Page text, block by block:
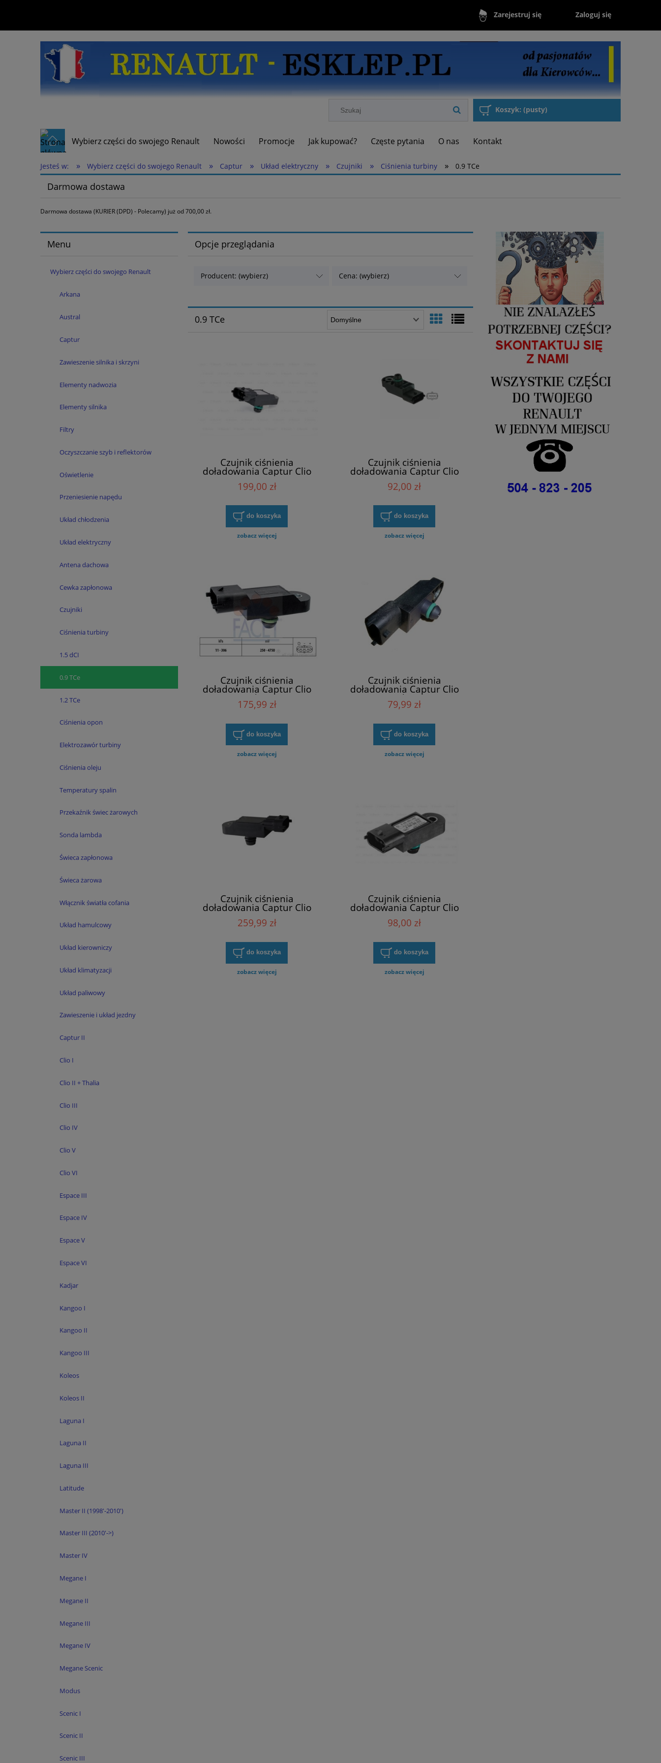
Zarejestruj się Zaloguj się
Koszyk: (pusty)
Wybierz części do swojego Renault Nowości Promocje Jak kupować? Częste pytania O nas Kontakt
Jesteś w: » Wybierz części do swojego Renault » Captur » Układ elektryczny » Czujniki » Ciśnienia turbiny » 0.9 TCe
Darmowa dostawa
Darmowa dostawa (KURIER (DPD) - Polecamy) już od 700,00 zł.
Menu
Wybierz części do swojego Renault
Arkana
Austral
Captur
Zawieszenie silnika i skrzyni
Elementy nadwozia
Elementy silnika
Filtry
Oczyszczanie szyb i reflektorów
Oświetlenie
Przeniesienie napędu
Układ chłodzenia
Układ elektryczny
Antena dachowa
Cewka zapłonowa
Czujniki
Ciśnienia turbiny
1.5 dCI
0.9 TCe
1.2 TCe
Ciśnienia opon
Elektrozawór turbiny
Ciśnienia oleju
Temperatury spalin
Przekaźnik świec żarowych
Sonda lambda
Świeca zapłonowa
Świeca żarowa
Włącznik światła cofania
Układ hamulcowy
Układ kierowniczy
Układ klimatyzacji
Układ paliwowy
Zawieszenie i układ jezdny
Captur II
Clio I
Clio II + Thalia
Clio III
Clio IV
Clio V
Clio VI
Espace III
Espace IV
Espace V
Espace VI
Kadjar
Kangoo I
Kangoo II
Kangoo III
Koleos
Koleos II
Laguna I
Laguna II
Laguna III
Latitude
Master II (1998'-2010')
Master III (2010'->)
Master IV
Megane I
Megane II
Megane III
Megane IV
Megane Scenic
Modus
Scenic I
Scenic II
Scenic III
Opcje przeglądania
Producent: (wybierz) Cena: (wybierz)
0.9 TCe
Czujnik ciśnienia
doładowania Captur Clio
Espace Kadjar Megane
Scenic Trafic II Bosch
199,00 zł
do koszyka
zobacz więcej
Czujnik ciśnienia
doładowania Captur Clio
Espace Kadjar Megane
Scenic Trafic II Delphi
92,00 zł
do koszyka
zobacz więcej
Czujnik ciśnienia
doładowania Captur Clio
Espace Kadjar Megane
Scenic Trafic II EPS 1.993.121
175,99 zł
do koszyka
zobacz więcej
Czujnik ciśnienia
doładowania Captur Clio
Espace Kadjar Megane
Scenic Trafic II Max-Gear 21-
79,99 zł
do koszyka
zobacz więcej
Czujnik ciśnienia
doładowania Captur Clio
Espace Kadjar Megane
Scenic Trafic II NGK
259,99 zł
do koszyka
zobacz więcej
Czujnik ciśnienia
doładowania Captur Clio
Espace Kadjar Megane
Scenic Trafic II Renault
98,00 zł
do koszyka
zobacz więcej